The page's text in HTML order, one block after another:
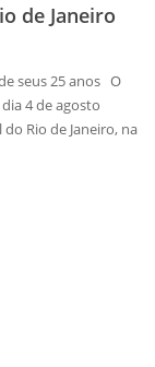
de Janeiro
seus 25 anos O
4 de agosto
Rio de Janeiro, na